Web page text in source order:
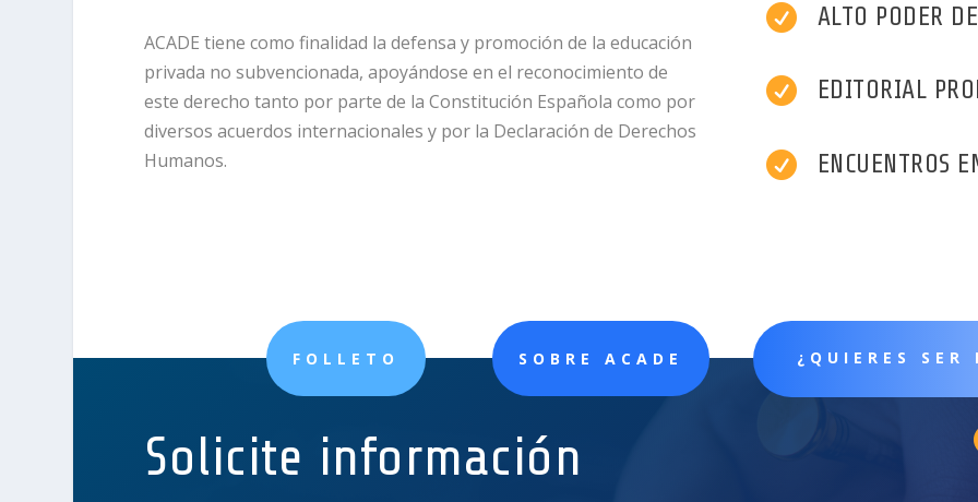
ACADE tiene como finalidad la defensa y promoción de la educación
privada no subvencionada, apoyándose en el reconocimiento de
este derecho tanto por parte de la Constitución Española como por
diversos acuerdos internacionales y por la Declaración de Derechos
Humanos.
 ALTO PODER
 EDITORIAL
 ENCUENTROS
FOLLETO SOBRE ACADE ¿QUIERES SER
Solicite información